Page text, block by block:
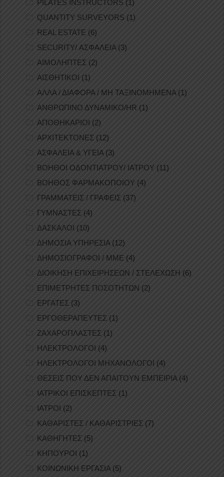
PILATES INSTRUCTORS (1)
QUANTITY SURVEYORS (1)
REAL ESTATE (6)
SECURITY/ ΑΣΦΑΛΕΙΑ (3)
ΑΙΜΟΛΗΠΤΕΣ (2)
ΑΙΣΘΗΤΙΚΟΙ (1)
ΑΛΛΑ / ΔΙΑΦΟΡΑ / ΜΗ ΤΑΞΙΝΟΜΗΜΕΝΑ (1)
ΑΝΘΡΩΠΙΝΟ ΔΥΝΑΜΙΚΟ/HR (1)
ΑΠΟΘΗΚΑΡΙΟΙ (2)
ΑΡΧΙΤΕΚΤΟΝΕΣ (12)
ΑΣΦΑΛΕΙΑ & ΥΓΕΙΑ(3)
ΒΟΗΘΟΙ ΟΔΟΝΤΙΑΤΡΟΥ/ ΙΑΤΡΟΥ (11)
ΒΟΗΘΟΣ ΦΑΡΜΑΚΟΠΟΙΟΥ (4)
ΓΡΑΜΜΑΤΕΙΣ / ΓΡΑΦΕΙΣ (37)
ΓΥΜΝΑΣΤΕΣ (4)
ΔΑΣΚΑΛΟΙ (10)
ΔΗΜΟΣΙΑ ΥΠΗΡΕΣΙΑ (12)
ΔΗΜΟΣΙΟΓΡΑΦΟΙ / ΜΜΕ (4)
ΔΙΟΙΚΗΣΗ ΕΠΙΧΕΙΡΗΣΕΩΝ / ΣΤΕΛΕΧΩΣΗ (6)
ΕΠΙΜΕΤΡΗΤΕΣ ΠΟΣΟΤΗΤΩΝ (2)
ΕΡΓΑΤΕΣ (3)
ΕΡΓΟΘΕΡΑΠΕΥΤΕΣ (1)
ΖΑΧΑΡΟΠΛΑΣΤΕΣ (1)
ΗΛΕΚΤΡΟΛΟΓΟΙ (4)
ΗΛΕΚΤΡΟΛΟΓΟΙ ΜΗΧΑΝΟΛΟΓΟΙ (4)
ΘΕΣΕΙΣ ΠΟΥ ΔΕΝ ΑΠΑΙΤΟΥΝ ΕΜΠΕΙΡΙΑ(4)
ΙΑΤΡΙΚΟΙ ΕΠΙΣΚΕΠΤΕΣ (1)
ΙΑΤΡΟΙ (2)
ΚΑΘΑΡΙΣΤΕΣ / ΚΑΘΑΡΙΣΤΡΙΕΣ (7)
ΚΑΘΗΓΗΤΕΣ (5)
ΚΗΠΟΥΡΟΙ (1)
ΚΟΙΝΩΝΙΚΗ ΕΡΓΑΣΙΑ (5)